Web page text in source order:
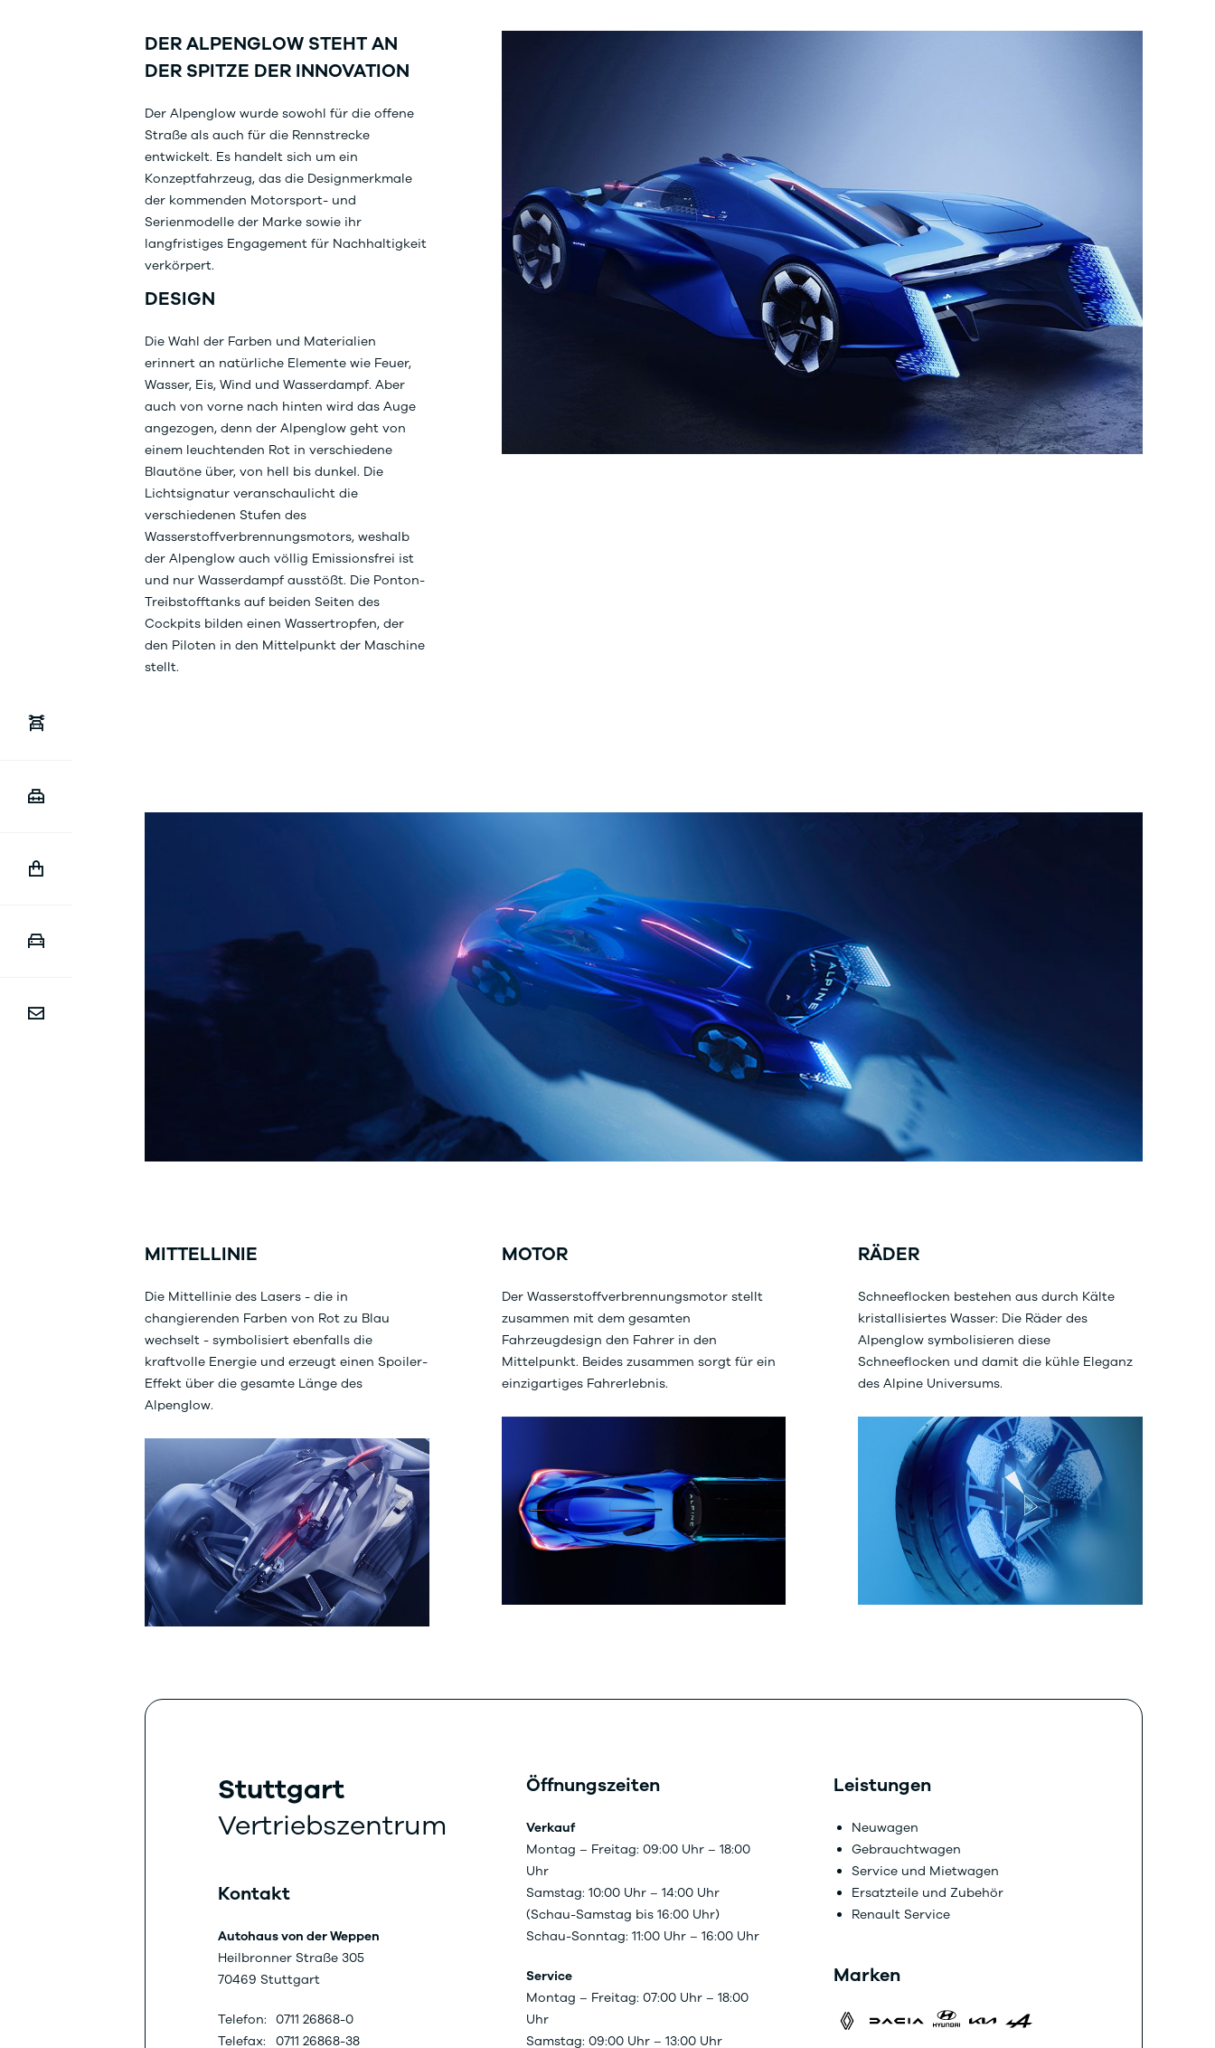
DER ALPENGLOW STEHT AN
DER SPITZE DER INNOVATION
Der Alpenglow wurde sowohl für die offene
Straße als auch für die Rennstrecke
entwickelt. Es handelt sich um ein
Konzeptfahrzeug, das die Designmerkmale
der kommenden Motorsport- und
Serienmodelle der Marke sowie ihr
langfristiges Engagement für Nachhaltigkeit
verkörpert.
DESIGN
Die Wahl der Farben und Materialien
erinnert an natürliche Elemente wie Feuer,
Wasser, Eis, Wind und Wasserdampf. Aber
auch von vorne nach hinten wird das Auge
angezogen, denn der Alpenglow geht von
einem leuchtenden Rot in verschiedene
Blautöne über, von hell bis dunkel. Die
Lichtsignatur veranschaulicht die
verschiedenen Stufen des
Wasserstoffverbrennungsmotors, weshalb
der Alpenglow auch völlig Emissionsfrei ist
und nur Wasserdampf ausstößt. Die Ponton-
Treibstofftanks auf beiden Seiten des
Cockpits bilden einen Wassertropfen, der
den Piloten in den Mittelpunkt der Maschine
stellt.
MITTELLINIE
Die Mittellinie des Lasers - die in
changierenden Farben von Rot zu Blau
wechselt - symbolisiert ebenfalls die
kraftvolle Energie und erzeugt einen Spoiler-
Effekt über die gesamte Länge des
Alpenglow.
MOTOR
Der Wasserstoffverbrennungsmotor stellt
zusammen mit dem gesamten
Fahrzeugdesign den Fahrer in den
Mittelpunkt. Beides zusammen sorgt für ein
einzigartiges Fahrerlebnis.
RÄDER
Schneeflocken bestehen aus durch Kälte
kristallisiertes Wasser: Die Räder des
Alpenglow symbolisieren diese
Schneeflocken und damit die kühle Eleganz
des Alpine Universums.
Stuttgart
Vertriebszentrum
Kontakt
Autohaus von der Weppen
Heilbronner Straße 305
70469 Stuttgart
Telefon: 0711 26868-0
Telefax:
0711 26868-38
Öffnungszeiten
Verkauf
Montag – Freitag: 09:00 Uhr – 18:00
Uhr
Samstag: 10:00 Uhr – 14:00 Uhr
(Schau-Samstag bis 16:00 Uhr)
Schau-Sonntag: 11:00 Uhr – 16:00 Uhr
Service
Montag – Freitag: 07:00 Uhr – 18:00
Uhr
Samstag: 09:00 Uhr – 13:00 Uhr
Leistungen
Neuwagen
Gebrauchtwagen
Service und Mietwagen
Ersatzteile und Zubehör
Renault Service
Marken